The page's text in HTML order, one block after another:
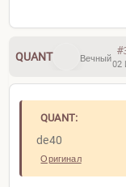
QUANT Вечный02
QUANT:
de40
Оригинал